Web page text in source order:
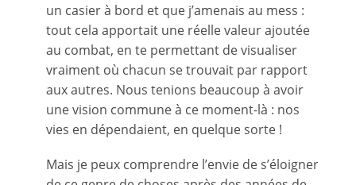
un casier à bord et que j’amenais au mess :
tout cela apportait une réelle valeur ajoutée
au combat, en te permettant de visualiser
vraiment où chacun se trouvait par rapport
aux autres. Nous tenions beaucoup à avoir
une vision commune à ce moment-là : nos
vies en dépendaient, en quelque sorte !
Mais je peux comprendre l’envie de s’éloigner